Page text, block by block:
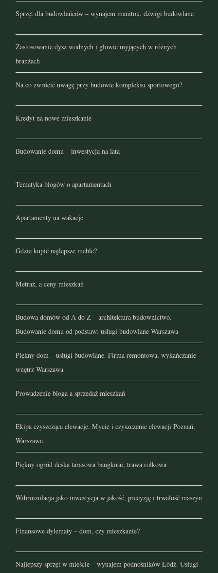
Sprzęt dla budowlańców – wynajem manitou, dźwigi budowlane
Zastosowanie dysz wodnych i głowic myjących w różnych
branżach
Na co zwrócić uwagę przy budowie kompleksu sportowego?
Kredyt na nowe mieszkanie
Budowanie domu – inwestycja na lata
Tematyka blogów o apartamentach
Apartamenty na wakacje
Gdzie kupić najlepsze meble?
Metraż, a ceny mieszkań
Budowa domów od A do Z – architektura budownictwo.
Budowanie domu od podstaw: usługi budowlane Warszawa
Piękny dom – usługi budowlane. Firma remontowa, wykańczanie
wnętrz Warszawa
Prowadzenie bloga a sprzedaż mieszkań
Ekipa czyszcząca elewacje. Mycie i czyszczenie elewacji Poznań,
Warszawa
Piękny ogród deska tarasowa bangkirai, trawa rolkowa
Wibroizolacja jako inwestycja w jakość, precyzję i trwałość maszyn
Finansowe dylematy – dom, czy mieszkanie?
Najlepszy sprzęt w mieście – wynajem podnośników Łódź. Usługi